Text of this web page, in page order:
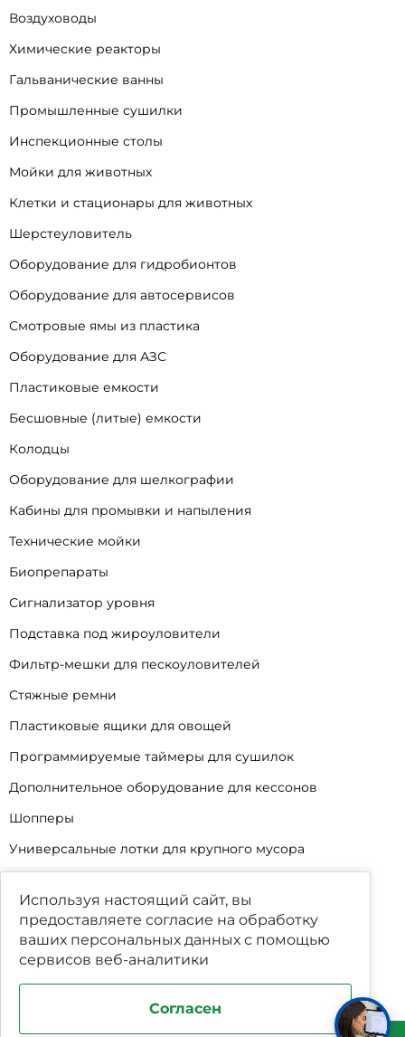
Воздуховоды
Химические реакторы
Гальванические ванны
Промышленные сушилки
Инспекционные столы
Мойки для животных
Клетки и стационары для животных
Шерстеуловитель
Оборудование для гидробионтов
Оборудование для автосервисов
Смотровые ямы из пластика
Оборудование для АЗС
Пластиковые емкости
Бесшовные (литые) емкости
Колодцы
Оборудование для шелкографии
Кабины для промывки и напыления
Технические мойки
Биопрепараты
Сигнализатор уровня
Подставка под жироуловители
Фильтр-мешки для пескоуловителей
Стяжные ремни
Пластиковые ящики для овощей
Программируемые таймеры для сушилок
Дополнительное оборудование для кессонов
Шопперы
Универсальные лотки для крупного мусора
Уцененные товары
Используя настоящий сайт, вы
предоставляете согласие на обработку
ваших персональных данных с помощью
сервисов веб-аналитики
Согласен